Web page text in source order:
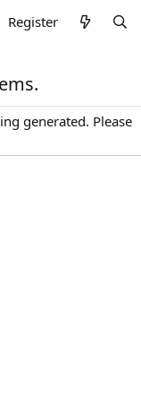
Register
generated. Please